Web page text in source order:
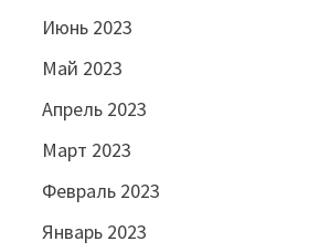
Июнь 2023
Май 2023
Апрель 2023
Март 2023
Февраль 2023
Январь 2023